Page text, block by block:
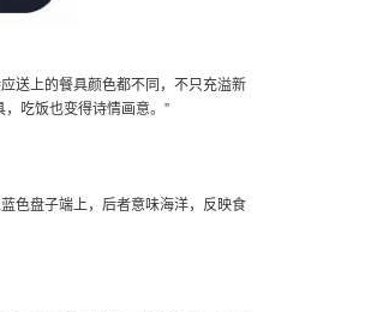
送上的餐具颜色都不同，不只充溢新
吃饭也变得诗情画意。”
色盘子端上，后者意味海洋，反映食